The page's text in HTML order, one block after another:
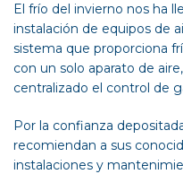
El frío del invierno nos ha
instalación de equipos de
sistema que proporciona
con un solo aparato de
centralizado el control de
Por la confianza
recomiendan a sus
instalaciones y